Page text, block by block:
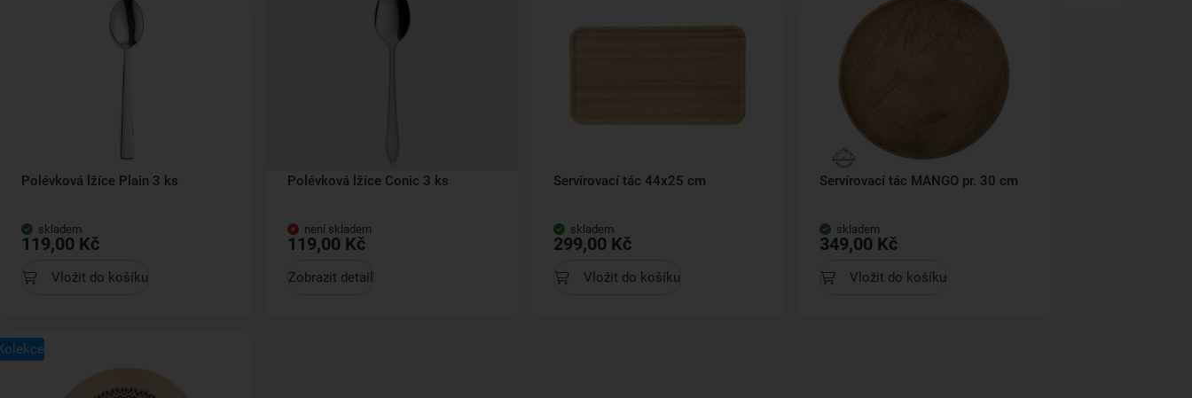
Polévková lžíce Plain 3 ks
skladem
119,00 Kč
Vložit do košíku
Polévková lžíce Conic 3 ks
není skladem
119,00 Kč
Zobrazit detail
Servírovací tác 44x25 cm
skladem
299,00 Kč
Vložit do košíku
Servírovací tác MANGO pr. 30 cm
skladem
349,00 Kč
Vložit do košíku